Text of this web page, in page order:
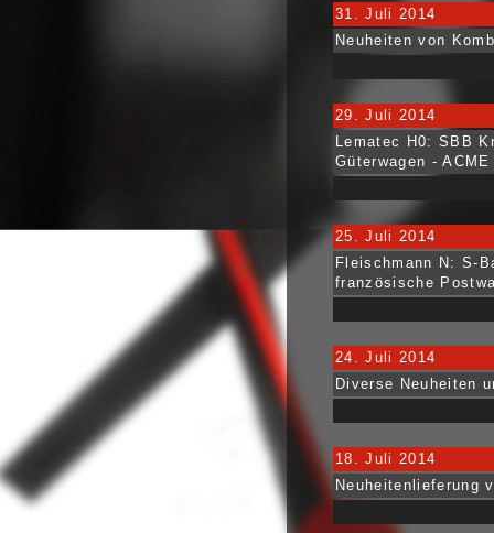
31. Juli 2014
Neuheiten von
29. Juli 2014
Lematec H0: SBB
Güterwagen -
25. Juli 2014
Fleischmann N: S-
französische
24. Juli 2014
Diverse Neuheiten
18. Juli 2014
Neuheitenlieferung